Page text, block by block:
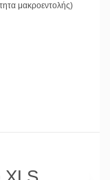
μακροεντολής)